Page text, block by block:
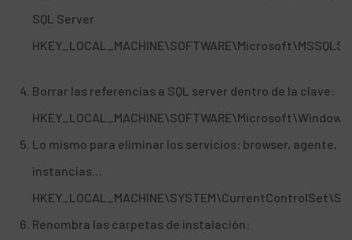
SQL Server
Borrar las referencias a SQL server dentro de la clave:
Lo mismo para eliminar los servicios: browser, agente,
instancias…
Renombra las carpetas de instalación: